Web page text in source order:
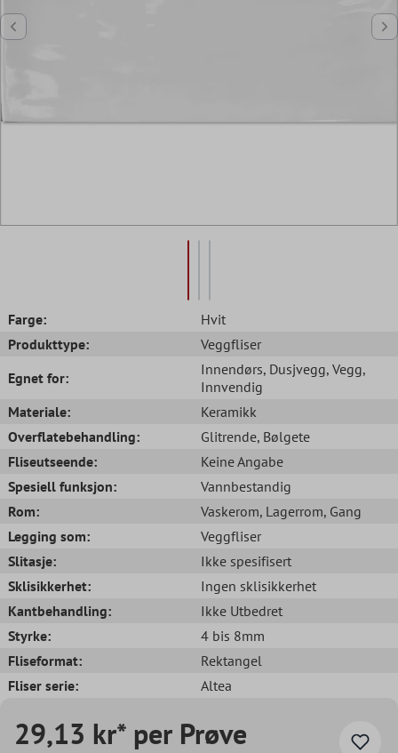
Farge:
Hvit
Produkttype:
Veggfliser
Egnet for:
Innendørs, Dusjvegg, Vegg,
Innvendig
Materiale:
Keramikk
Overflatebehandling:
Glitrende, Bølgete
Fliseutseende:
Keine Angabe
Spesiell funksjon:
Vannbestandig
Rom:
Vaskerom, Lagerrom, Gang
Legging som:
Veggfliser
Slitasje:
Ikke spesifisert
Sklisikkerhet:
Ingen sklisikkerhet
Kantbehandling:
Ikke Utbedret
Styrke:
4 bis 8mm
Fliseformat:
Rektangel
Fliser serie:
Altea
29,13 kr* per Prøve